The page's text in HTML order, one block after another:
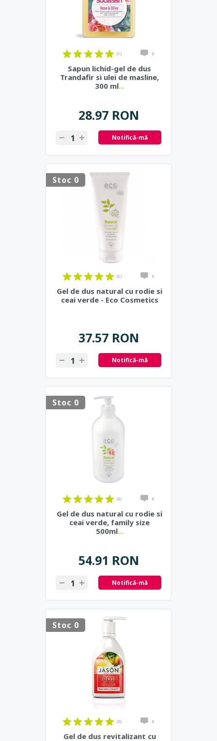
(1) 0
Sapun lichid-gel de dus
Trandafir si ulei de masline,
300 ml...
28.97 RON
Notifică-mă
Stoc 0
(5) 0
Gel de dus natural cu rodie si
ceai verde - Eco Cosmetics
37.57 RON
Notifică-mă
Stoc 0
(0) 0
Gel de dus natural cu rodie si
ceai verde, family size
500ml...
54.91 RON
Notifică-mă
Stoc 0
(0) 0
Gel de dus revitalizant cu